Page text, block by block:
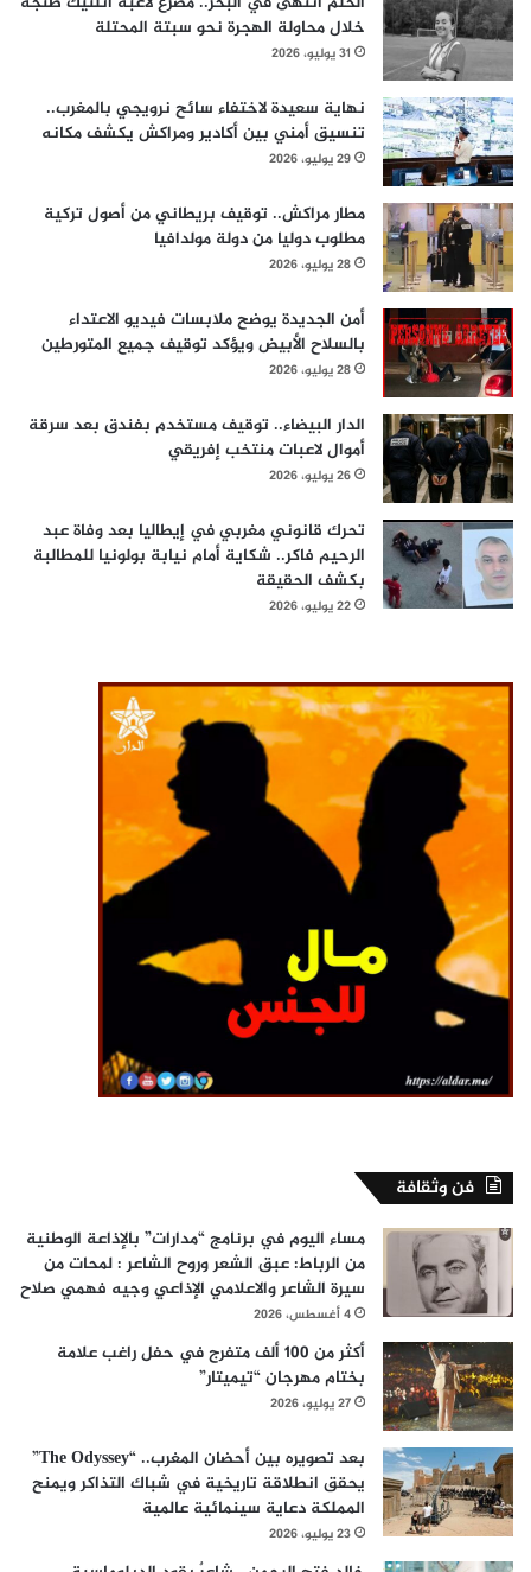
خلال محاولة الهجرة نحو سبتة المحتلة
31 يوليو، 2026
نهاية سعيدة لاختفاء سائح نرويجي بالمغرب..
تنسيق أمني بين أكادير ومراكش يكشف مكانه
29 يوليو، 2026
مطار مراكش.. توقيف بريطاني من أصول تركية
مطلوب دوليا من دولة مولدافيا
28 يوليو، 2026
أمن الجديدة يوضح ملابسات فيديو الاعتداء
بالسلاح الأبيض ويؤكد توقيف جميع المتورطين
28 يوليو، 2026
الدار البيضاء.. توقيف مستخدم بفندق بعد سرقة
أموال لاعبات منتخب إفريقي
26 يوليو، 2026
تحرك قانوني مغربي في إيطاليا بعد وفاة عبد
الرحيم فاكر.. شكاية أمام نيابة بولونيا للمطالبة
بكشف الحقيقة
22 يوليو، 2026
فن وثقافة
مساء اليوم في برنامج “مدارات” بالإذاعة الوطنية
من الرباط: عبق الشعر وروح الشاعر : لمحات من
سيرة الشاعر والاعلامي الإذاعي وجيه فهمي صلاح
4 أغسطس، 2026
أكثر من 100 ألف متفرج في حفل راغب علامة
بختام مهرجان “تيميتار”
27 يوليو، 2026
بعد تصويره بين أحضان المغرب.. “The Odyssey”
يحقق انطلاقة تاريخية في شباك التذاكر ويمنح
المملكة دعاية سينمائية عالمية
23 يوليو، 2026